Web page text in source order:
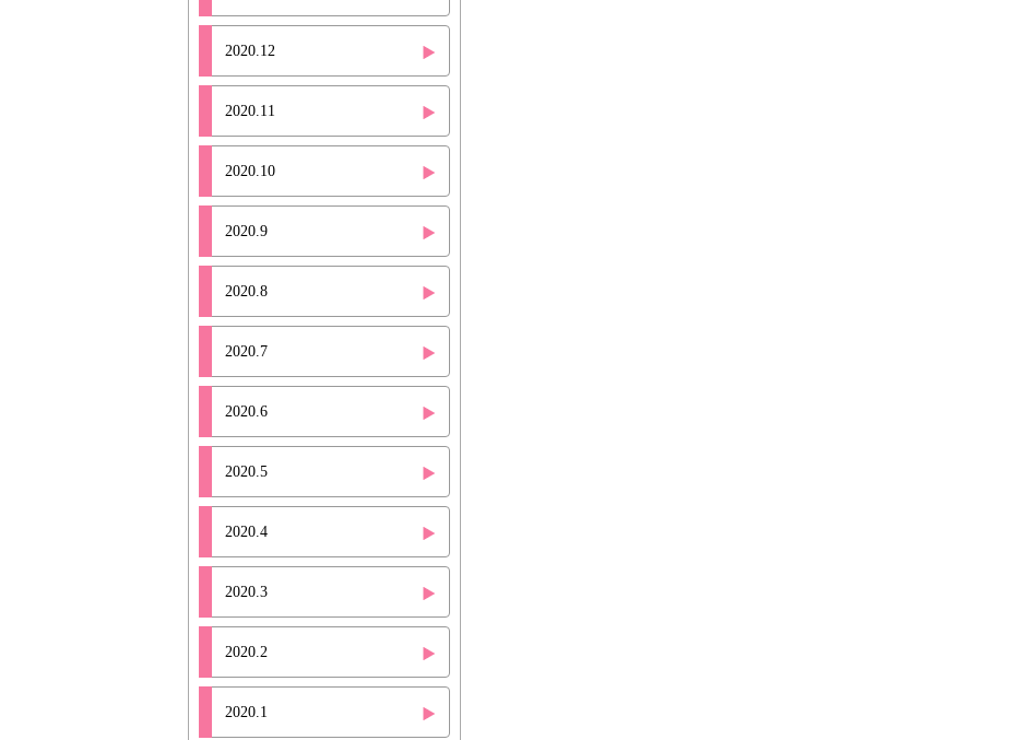
2020.12
2020.11
2020.10
2020.9
2020.8
2020.7
2020.6
2020.5
2020.4
2020.3
2020.2
2020.1